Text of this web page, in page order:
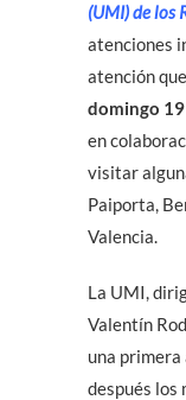
(UMI) de los
atenciones
atención
domingo
en
visitar
Paiporta,
Valencia.
La UMI,
Valentín
una
después los